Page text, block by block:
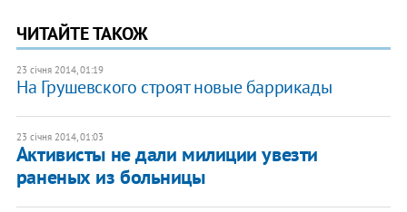
ЧИТАЙТЕ ТАКОЖ
23 січня 2014, 01:19
На Грушевского строят новые баррикады
23 січня 2014, 01:03
Активисты не дали милиции увезти
раненых из больницы